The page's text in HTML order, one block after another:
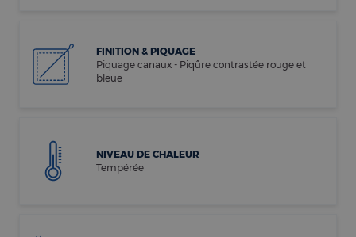
FINITION & PIQUAGE
Piquage canaux - Piqûre contrastée rouge et
bleue
NIVEAU DE CHALEUR
Tempérée